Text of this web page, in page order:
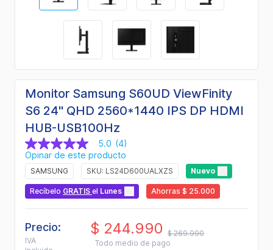
Monitor Samsung S60UD ViewFinity
S6 24" QHD 2560*1440 IPS DP HDMI
HUB-USB100Hz
5.0
de
5
estrellas,
valor
medio
de
Read
4
Reviews.
5.0 (4)
Opinar de este producto
SAMSUNG SKU: LS24D600UALXZS Nuevo
Recíbelo GRATIS el Lunes Ahorras $ 25.000
Precio:
IVA
$ 244.990 $ 269.990
Todo medio de pago